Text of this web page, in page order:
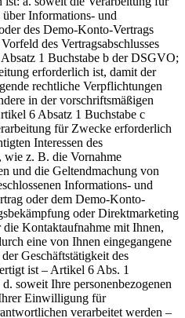
Informations- und
des Demo-Konto-Vertrags
des Vertragsabschlusses
1 Buchstabe b der DSGVO;
erforderlich ist, damit der
rechtliche Verpflichtungen
in der vorschriftsmäßigen
6 Absatz 1 Buchstabe c
für Zwecke erforderlich
Interessen des
wie z. B. die Vornahme
und die Geltendmachung von
Informations- und
oder dem Demo-Konto-
oder Direktmarketing
Kontaktaufnahme mit Ihnen,
eine von Ihnen eingegangene
Geschäftstätigkeit des
ist – Artikel 6 Abs. 1
soweit Ihre personenbezogenen
Einwilligung für
verarbeitet werden –